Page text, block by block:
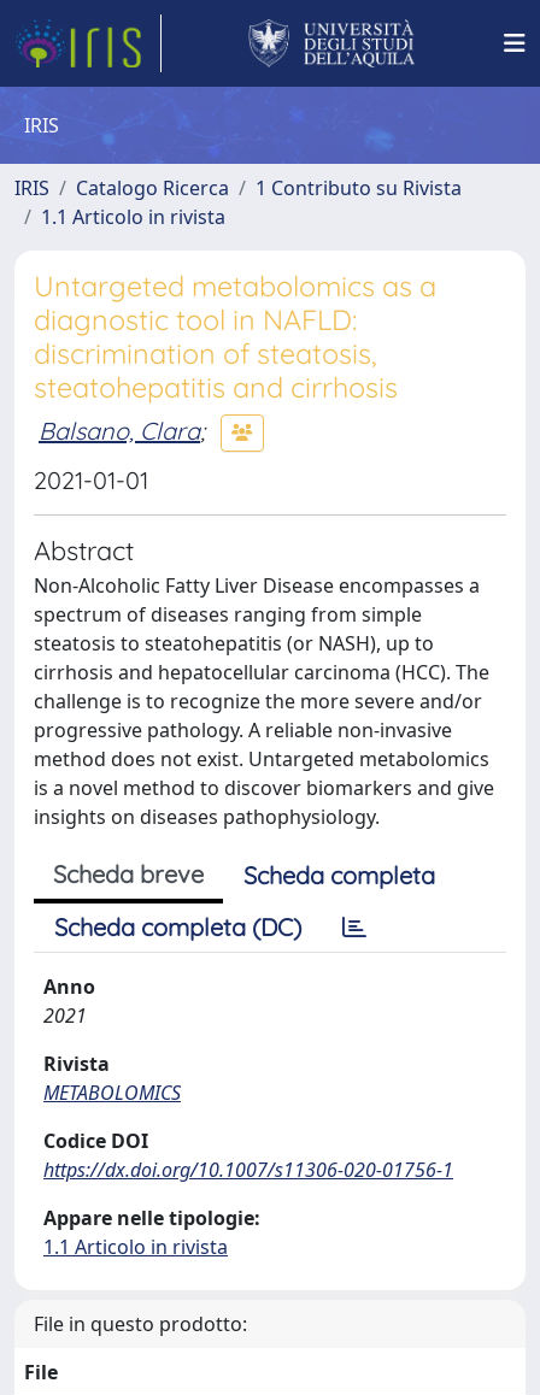
IRIS
IRIS Catalogo Ricerca
1 Contributo su Rivista
1.1 Articolo in rivista
Untargeted metabolomics as a
diagnostic tool in NAFLD:
discrimination of steatosis,
steatohepatitis and cirrhosis
Balsano, Clara;
2021-01-01
Abstract
Non-Alcoholic Fatty Liver Disease encompasses a
spectrum of diseases ranging from simple
steatosis to steatohepatitis (or NASH), up to
cirrhosis and hepatocellular carcinoma (HCC). The
challenge is to recognize the more severe and/or
progressive pathology. A reliable non-invasive
method does not exist. Untargeted metabolomics
is a novel method to discover biomarkers and give
insights on diseases pathophysiology.
Scheda breve
Scheda completa
Scheda completa (DC)
Anno
2021
Rivista
METABOLOMICS
Codice DOI
https://dx.doi.org/10.1007/s11306-020-01756-1
Appare nelle tipologie:
1.1 Articolo in rivista
File in questo prodotto:
File